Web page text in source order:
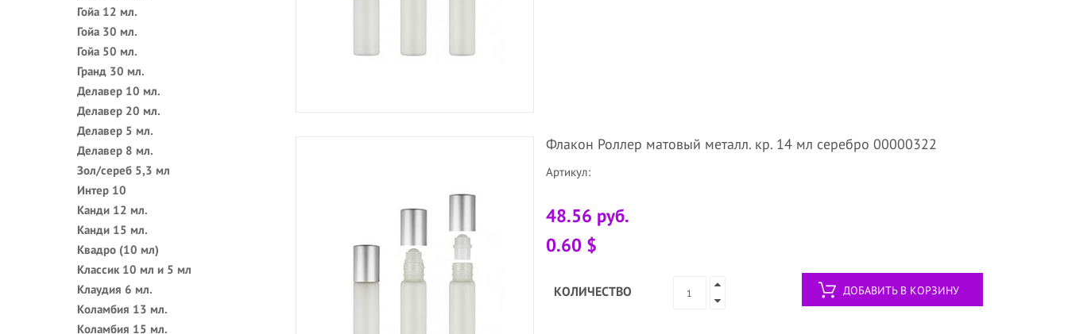
Гойа 12 мл.
Гойа 30 мл.
Гойа 50 мл.
Гранд 30 мл.
Делавер 10 мл.
Делавер 20 мл.
Делавер 5 мл.
Делавер 8 мл.
Зол/сереб 5,3 мл
Интер 10
Канди 12 мл.
Канди 15 мл.
Квадро (10 мл)
Классик 10 мл и 5 мл
Клаудия 6 мл.
Коламбия 13 мл.
Коламбия 15 мл.
Флакон Роллер матовый металл. кр. 14 мл серебро 00000322
Артикул:
48.56 руб.
0.60 $
КОЛИЧЕСТВО ДОБАВИТЬ В КОРЗИНУ